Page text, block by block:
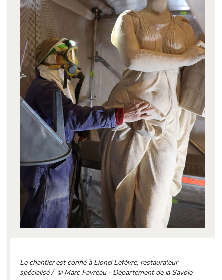
Le chantier est confié à Lionel Lefèvre, restaurateur
spécialisé / © Marc Favreau - Département de la Savoie